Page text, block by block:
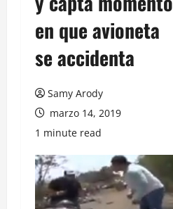
en que avioneta
se accidenta
Samy Arody
marzo 14, 2019
1 minute read